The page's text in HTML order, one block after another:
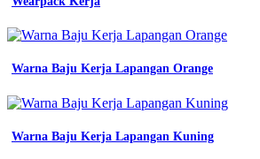
Seragam
Kerja
Di
Medan
Warna Baju Kerja Lapangan Orange
Warna Baju Kerja Lapangan Kuning